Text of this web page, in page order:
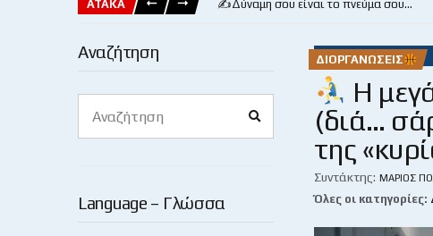
ΑΤΑΚΑ ✍️Δύναμη σου είναι το πνεύμα σου…
Αναζήτηση
for:
Language – Γλώσσα
ΔΙΟΡΓΑΝΏΣΕΙΣ
Η
(διά…
της
Συντάκτης: ΜΆΡΙΟΣ
Όλες οι κατηγορίες: